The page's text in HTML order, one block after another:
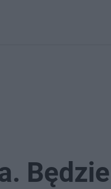
Będzie